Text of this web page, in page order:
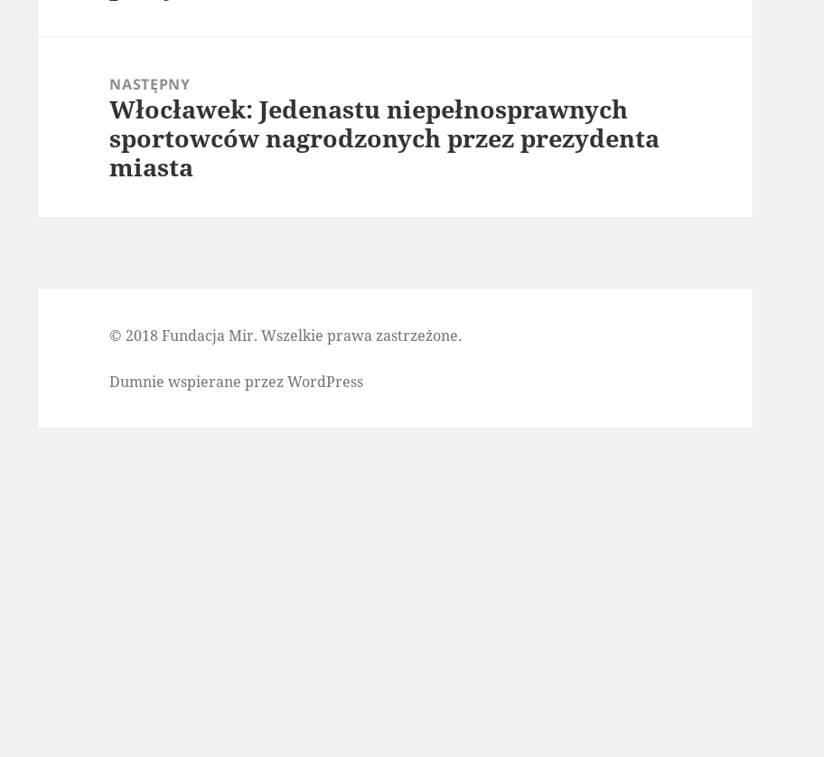
NASTĘPNY
Następny
wpis:
Włocławek: Jedenastu niepełnosprawnych
sportowców nagrodzonych przez prezydenta
miasta
© 2018 Fundacja Mir. Wszelkie prawa zastrzeżone.
Dumnie wspierane przez WordPress